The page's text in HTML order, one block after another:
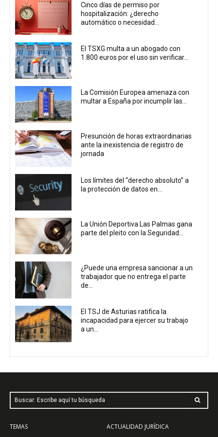
Cinco días de permiso por
hospitalización: ¿derecho
automático o necesidad...
El TSXG multa a un abogado con
1.800 euros por el uso sin verificar...
La Comisión Europea amenaza con
multar a España por incumplir las...
Presunción de horas extraordinarias
ante la inexistencia de registro de
jornada
Los límites del “derecho absoluto” a
la protección de datos en...
La Unión Deportiva Las Palmas gana
parte del pleito con la Seguridad...
¿Puede una empresa sancionar a un
trabajador que no entrega el parte
de...
El TSJ de Asturias ratifica la
incapacidad para ejercer su trabajo
a un...
Buscar: Escribe aquí tu búsqueda
TEMAS
ACTUALIDAD JURÍDICA